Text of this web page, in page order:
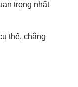
trọng nhất
thể, chẳng